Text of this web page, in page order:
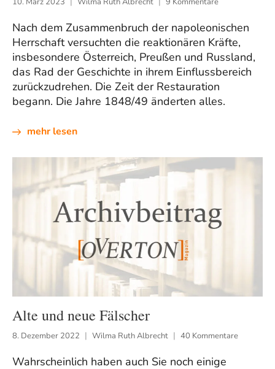
Nach dem Zusammenbruch der napoleonischen
Herrschaft versuchten die reaktionären Kräfte,
insbesondere Österreich, Preußen und Russland,
das Rad der Geschichte in ihrem Einflussbereich
zurückzudrehen. Die Zeit der Restauration
begann. Die Jahre 1848/49 änderten alles.
mehr lesen
Alte und neue Fälscher
8. Dezember 2022 Wilma Ruth Albrecht 40 Kommentare
Wahrscheinlich haben auch Sie noch einige